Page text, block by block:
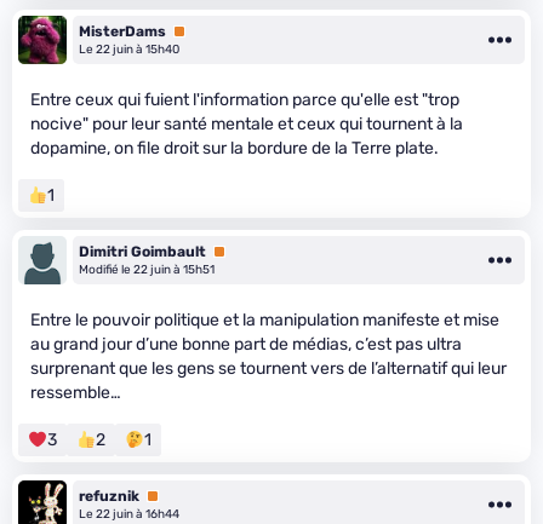
MisterDams Premium
Le 22 juin à 15h40
Entre ceux qui fuient l'information parce qu'elle est "trop
nocive" pour leur santé mentale et ceux qui tournent à la
dopamine, on file droit sur la bordure de la Terre plate.
1
Dimitri Goimbault Premium
Modifié le 22 juin à 15h51
Entre le pouvoir politique et la manipulation manifeste et mise
au grand jour d’une bonne part de médias, c’est pas ultra
surprenant que les gens se tournent vers de l’alternatif qui leur
ressemble…
3 2 1
refuznik Premium
Le 22 juin à 16h44